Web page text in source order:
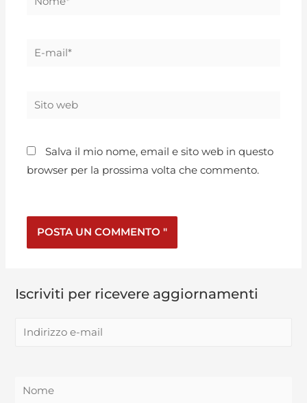
Salva il mio nome, email e sito web in questo
browser per la prossima volta che commento.
Iscriviti per ricevere aggiornamenti